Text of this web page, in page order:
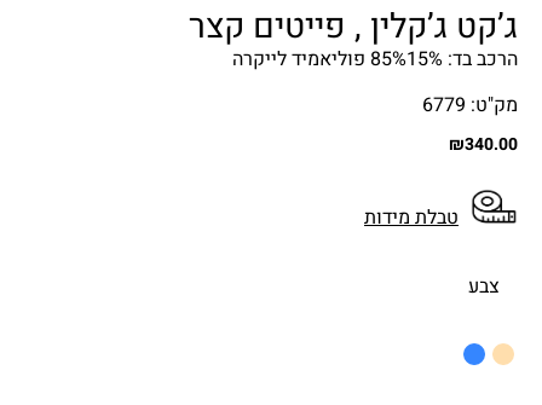
ג’קט ג’קלין , פייטים קצר
הרכב בד: 85%15% פוליאמיד לייקרה
מק"ט: 6779
₪340.00
טבלת מידות
צבע